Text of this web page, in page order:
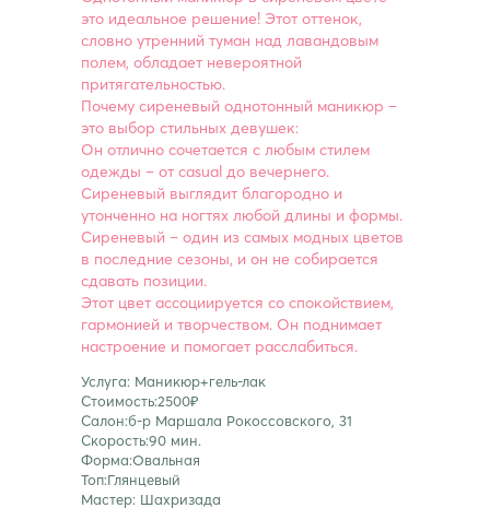
Услуга: Маникюр+гель-лак
Стоимость:2500₽
Салон:б-р Маршала Рокоссовского, 31
Скорость:90 мин.
Форма:Овальная
Топ:Глянцевый
Мастер: Шахризада
это идеальное решение! Этот оттенок,
словно утренний туман над лавандовым
полем, обладает невероятной
притягательностью.
Почему сиреневый однотонный маникюр –
это выбор стильных девушек:
Он отлично сочетается с любым стилем
одежды – от casual до вечернего.
Сиреневый выглядит благородно и
утонченно на ногтях любой длины и формы.
Сиреневый – один из самых модных цветов
в последние сезоны, и он не собирается
сдавать позиции.
Этот цвет ассоциируется со спокойствием,
гармонией и творчеством. Он поднимает
настроение и помогает расслабиться.